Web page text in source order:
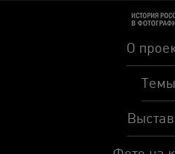
О
Темы